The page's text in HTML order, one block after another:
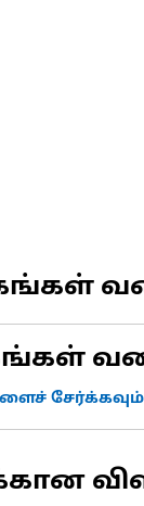
சேர்க்கவும்